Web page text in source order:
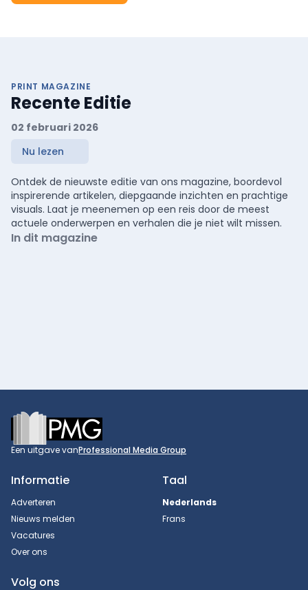
PRINT MAGAZINE
Recente Editie
02 februari 2026
Nu lezen
Ontdek de nieuwste editie van ons magazine, boordevol
inspirerende artikelen, diepgaande inzichten en prachtige
visuals. Laat je meenemen op een reis door de meest
actuele onderwerpen en verhalen die je niet wilt missen.
In dit magazine
Footer
Een uitgave vanProfessional Media Group
Informatie
Adverteren
Nieuws melden
Vacatures
Over ons
Taal
Nederlands
Frans
Volg ons